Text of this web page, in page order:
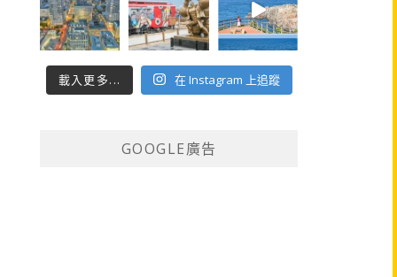
載入更多... 在 Instagram 上追蹤
GOOGLE廣告